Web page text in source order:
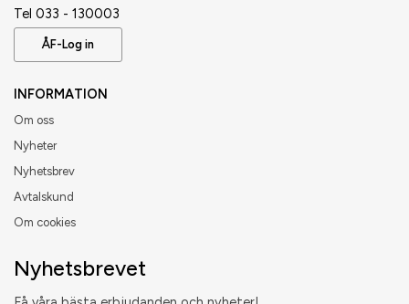
Tel 033 - 130003
ÅF-Log in
INFORMATION
Om oss
Nyheter
Nyhetsbrev
Avtalskund
Om cookies
Nyhetsbrevet